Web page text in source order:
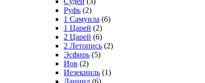
Руфь (2)
1 Самуила (6)
1 Царей (2)
2 Царей (6)
2 Летопись (2)
Эсфирь (5)
Иов (2)
Иезекииль (1)